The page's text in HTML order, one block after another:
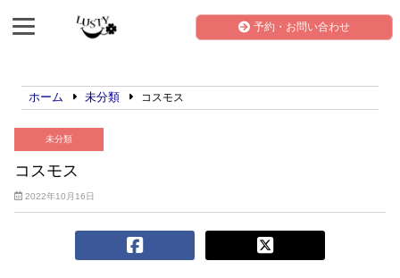
予約・お問い合わせ
ホーム 未分類 コスモス
未分類
コスモス
2022年10月16日